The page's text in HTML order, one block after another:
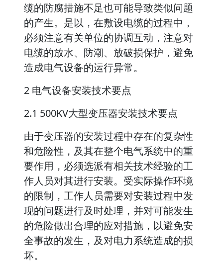
缆的防腐措施不足也可能导致类似问题
的产生。是以，在敷设电缆的过程中，
必须注意有关单位的协调互动，注意对
电缆的放水、防潮、放破损保护，避免
造成电气设备的运行异常。
2 电气设备安装技术要点
2.1 500KV大型变压器安装技术要点
由于变压器的安装过程中存在的复杂性
和危险性，及其在整个电气系统中的重
要作用，必须选派有相关技术经验的工
作人员对其进行安装。受实际操作环境
的限制，工作人员需要对安装过程中发
现的问题进行及时处理，并对可能发生
的危险做出合理的应对措施，以避免安
全事故的发生，及对电力系统造成的损
坏。